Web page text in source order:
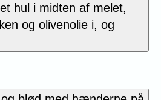
hul i midten af melet,
og olivenolie i, og